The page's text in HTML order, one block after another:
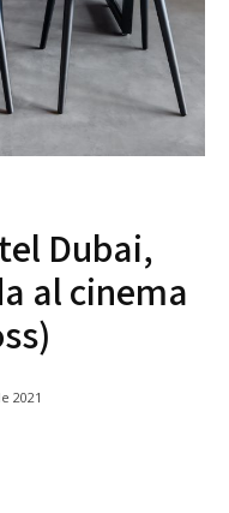
Dubai,
al cinema
2021